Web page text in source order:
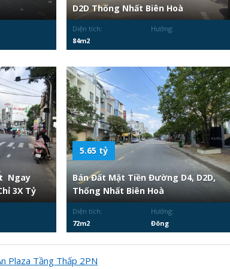
D2D Thống Nhất Biên Hoà
Diện tích:
84m2
Hướng:
Ngay
3X Tỷ
5.65 tỷ
Bán Đất Mặt Tiền Đường D4, D2D,
Thống Nhất Biên Hoà
Diện tích:
72m2
Hướng:
Đông
Plaza Tầng Thấp 2PN